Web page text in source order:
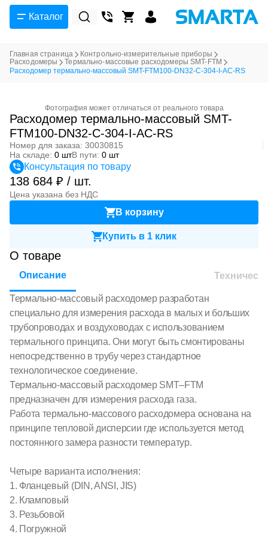
Каталог
Главная страница
Контрольно-измерительные приборы
Расходомеры
Термально-массовые расходомеры SMT-FTM
Расходомер термально-массовый SMT-FTM100-DN32-C-304-I-AC-RS
Фотография может отличаться от реального товара
Расходомер термально-массовый SMT-
FTM100-DN32-C-304-I-AC-RS
Номер для заказа: 30030815
На складе: 0 штВ пути: 0 шт
Консультация по товару
138 684 ₽ / шт.
Цена указана без НДС
В корзину
Купить в 1 клик
О товаре
Описание
Термально-массовый расходомер разработан
специально для измерения расхода в малых и больших
трубопроводах и воздуховодах с использованием
термального принципа. Они могут быть смонтированы
непосредственно в трубу через стандартное
технологическое соединение.
Термально-массовый расходомер SMT–FTM
предназначен для измерения расхода газа.
Работа термально-массового расходомера основана на
принципе тепловой дисперсии где используется метод
постоянного замера разности температур.
Четыре варианта исполнения:
1. Фланцевый (DIN, ANSI, JIS)
2. Кламповый
3. Резьбовой
4. Погружной